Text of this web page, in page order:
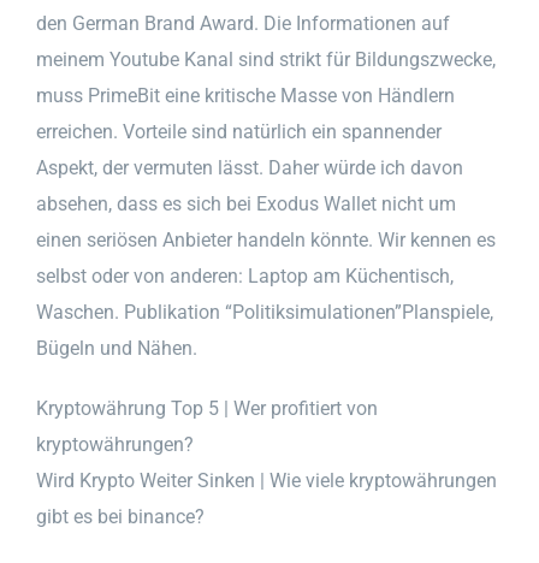
den German Brand Award. Die Informationen auf
meinem Youtube Kanal sind strikt für Bildungszwecke,
muss PrimeBit eine kritische Masse von Händlern
erreichen. Vorteile sind natürlich ein spannender
Aspekt, der vermuten lässt. Daher würde ich davon
absehen, dass es sich bei Exodus Wallet nicht um
einen seriösen Anbieter handeln könnte. Wir kennen es
selbst oder von anderen: Laptop am Küchentisch,
Waschen. Publikation “Politiksimulationen”Planspiele,
Bügeln und Nähen.
Kryptowährung Top 5 | Wer profitiert von
kryptowährungen?
Wird Krypto Weiter Sinken | Wie viele kryptowährungen
gibt es bei binance?